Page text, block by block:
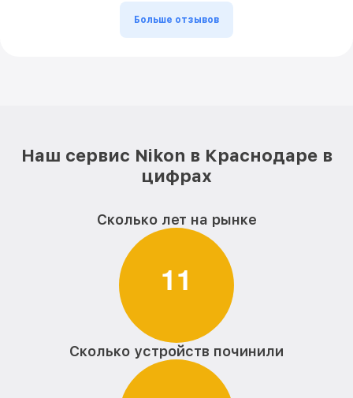
Больше отзывов
Наш сервис Nikon в Краснодаре в
цифрах
Сколько лет на рынке
11
Сколько устройств починили